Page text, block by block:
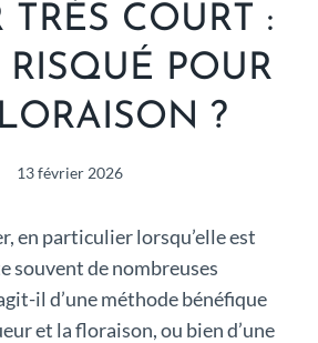
TRÈS COURT :
RISQUÉ POUR
?
13 février 2026
en particulier lorsqu’elle est
souvent de nombreuses
il d’une méthode bénéfique
et la floraison, ou bien d’une